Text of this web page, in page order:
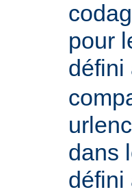
pour
défini
dans
défini